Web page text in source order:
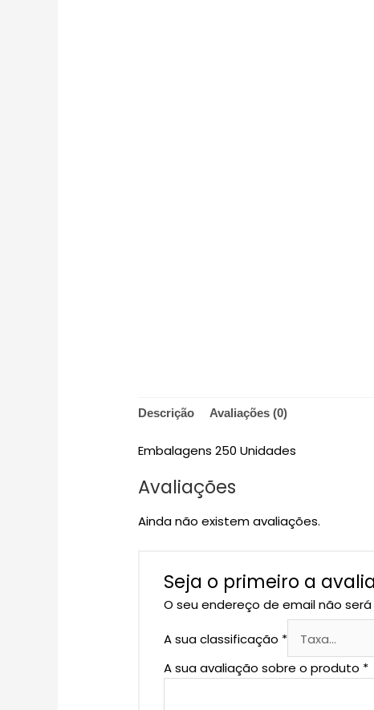
Descrição Avaliações (0)
Embalagens 250 Unidades
Avaliações
Ainda não existem avaliações.
Seja o primeiro a avaliar
O seu endereço de email não
A sua classificação *
A sua avaliação sobre o produto *